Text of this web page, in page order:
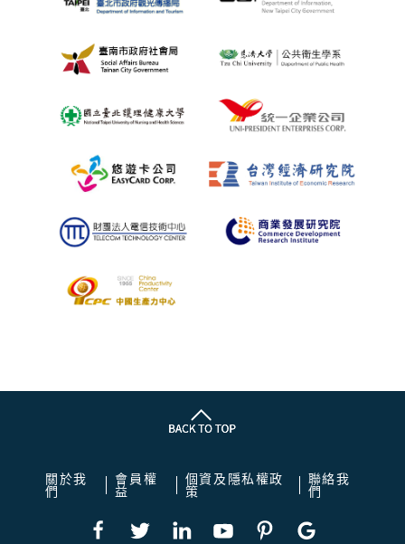
關於我
們
會員權
益
個資及隱私權政
策
聯絡我
們